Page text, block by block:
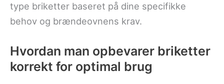
type briketter baseret på dine specifikke
behov og brændeovnens krav.
Hvordan man opbevarer briketter
korrekt for optimal brug